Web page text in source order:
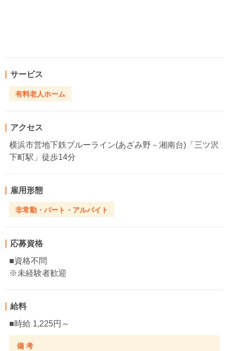
サービス
有料老人ホーム
アクセス
横浜市営地下鉄ブルーライン(あざみ野－湘南台)「三ツ沢
下町駅」徒歩14分
雇用形態
非常勤・パート・アルバイト
応募資格
■資格不問
※未経験者歓迎
給料
■時給 1,225円～
備 考